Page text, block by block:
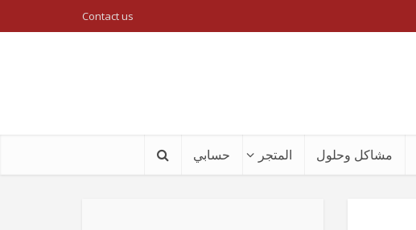
Contact us
مشاكل وحلول المتجر حسابي